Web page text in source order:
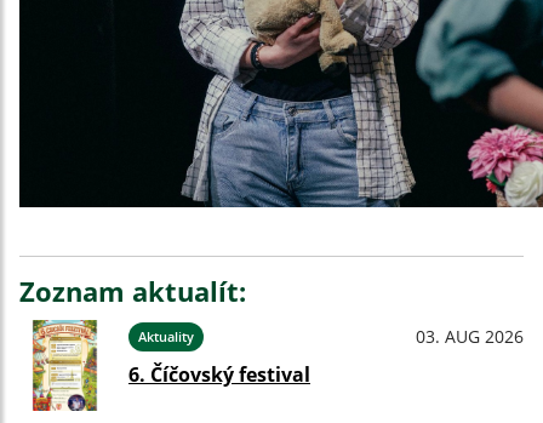
Zoznam aktualít:
Aktuality 03. AUG 2026
6. Číčovský festival